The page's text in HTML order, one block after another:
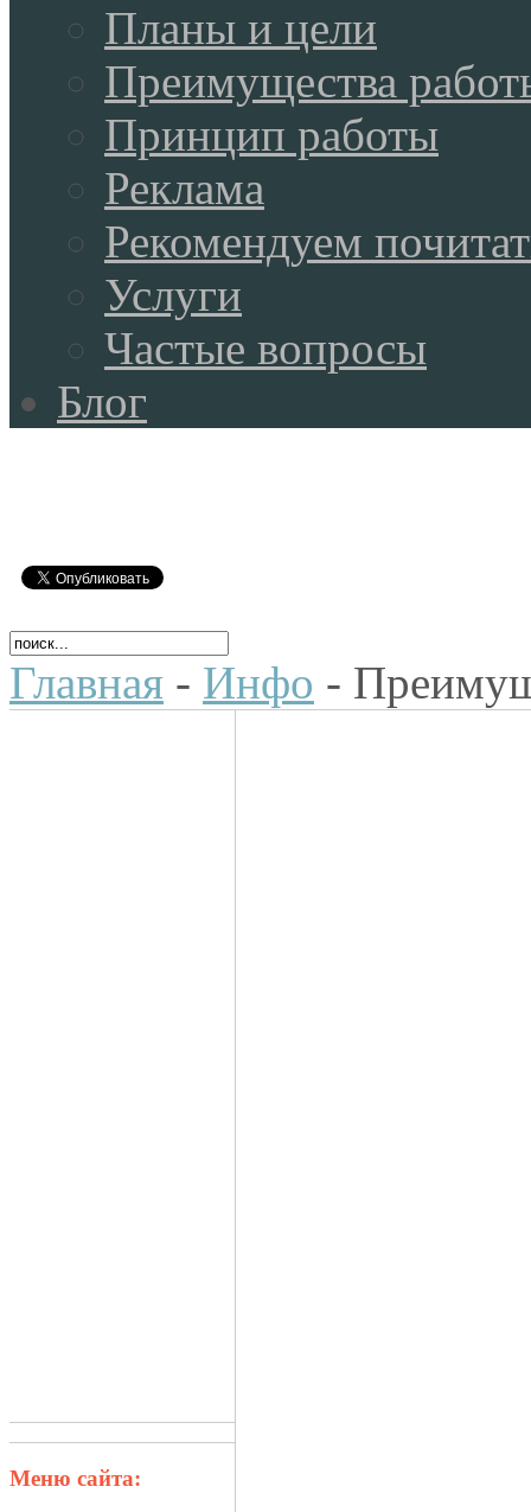
Планы и цели
Преимущества
Принцип работы
Реклама
Рекомендуем
Услуги
Частые вопросы
Блог
Главная - Инфо -
Меню сайта: